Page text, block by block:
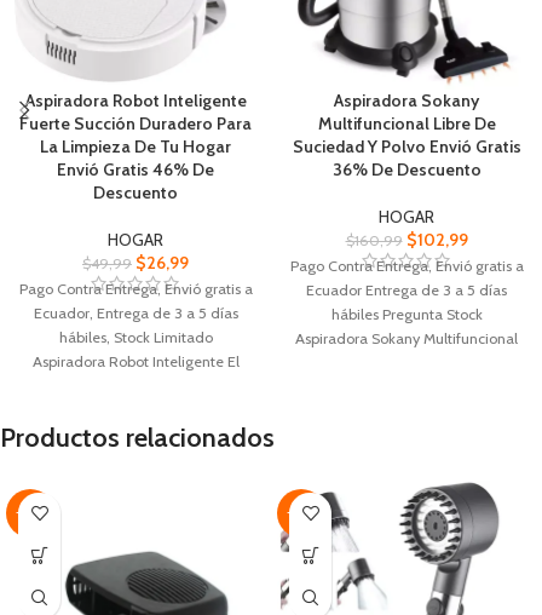
Aspiradora Robot Inteligente
Fuerte Succión Duradero Para
La Limpieza De Tu Hogar
Envió Gratis 46% De
Descuento
HOGAR
$49,99 $26,99
Pago Contra Entrega, Envió gratis a
Ecuador, Entrega de 3 a 5 días
hábiles, Stock Limitado
Aspiradora Robot Inteligente El
Cuenta con un Interruptor de
Limpieza con cepillo bilateral,
succión, limpieza a fondo
Cuerpo ligero, fácil de transportar a
través de la parte inferior de los
Aspiradora Sokany
Multifuncional Libre De
Suciedad Y Polvo Envió Gratis
36% De Descuento
HOGAR
$160,99 $102,99
Pago Contra Entrega, Envió gratis a
Ecuador Entrega de 3 a 5 días
hábiles Pregunta Stock
Aspiradora Sokany Multifuncional
Depósitos que varían entre 1.5L y
3.5L, permitiendo sesiones de
limpieza prolongadas
Modelos cuentan con cables
retráctiles de hasta 6.5 metros,
facilitando el almacenamiento
Productos relacionados
-35% -39%